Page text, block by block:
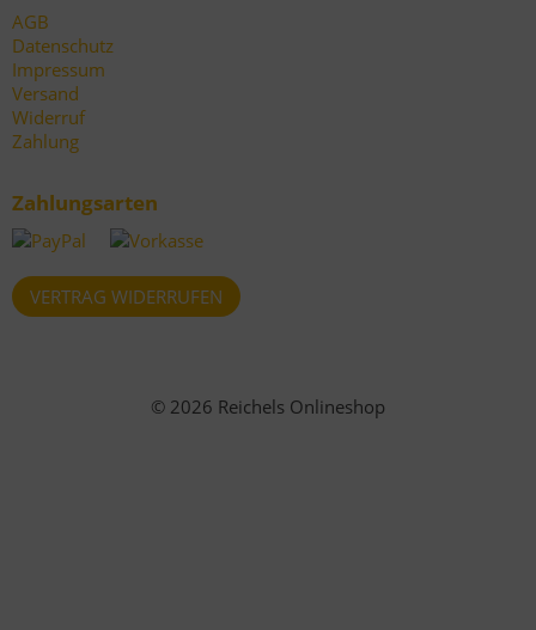
AGB
Datenschutz
Impressum
Versand
Widerruf
Zahlung
Zahlungsarten
VERTRAG WIDERRUFEN
© 2026 Reichels Onlineshop